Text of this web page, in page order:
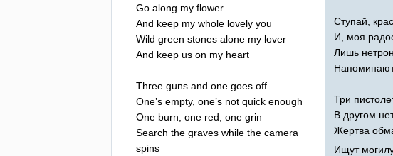
Go along my flower
And keep my whole lovely you
Wild green stones alone my lover
And keep us on my heart
Three guns and one goes off
One’s empty, one’s not quick enough
One burn one red one grin
Search the graves while the camera
spins
Ступай,
И, моя
Лишь
Напоминают
Три
В другом
Жертва
Ищут